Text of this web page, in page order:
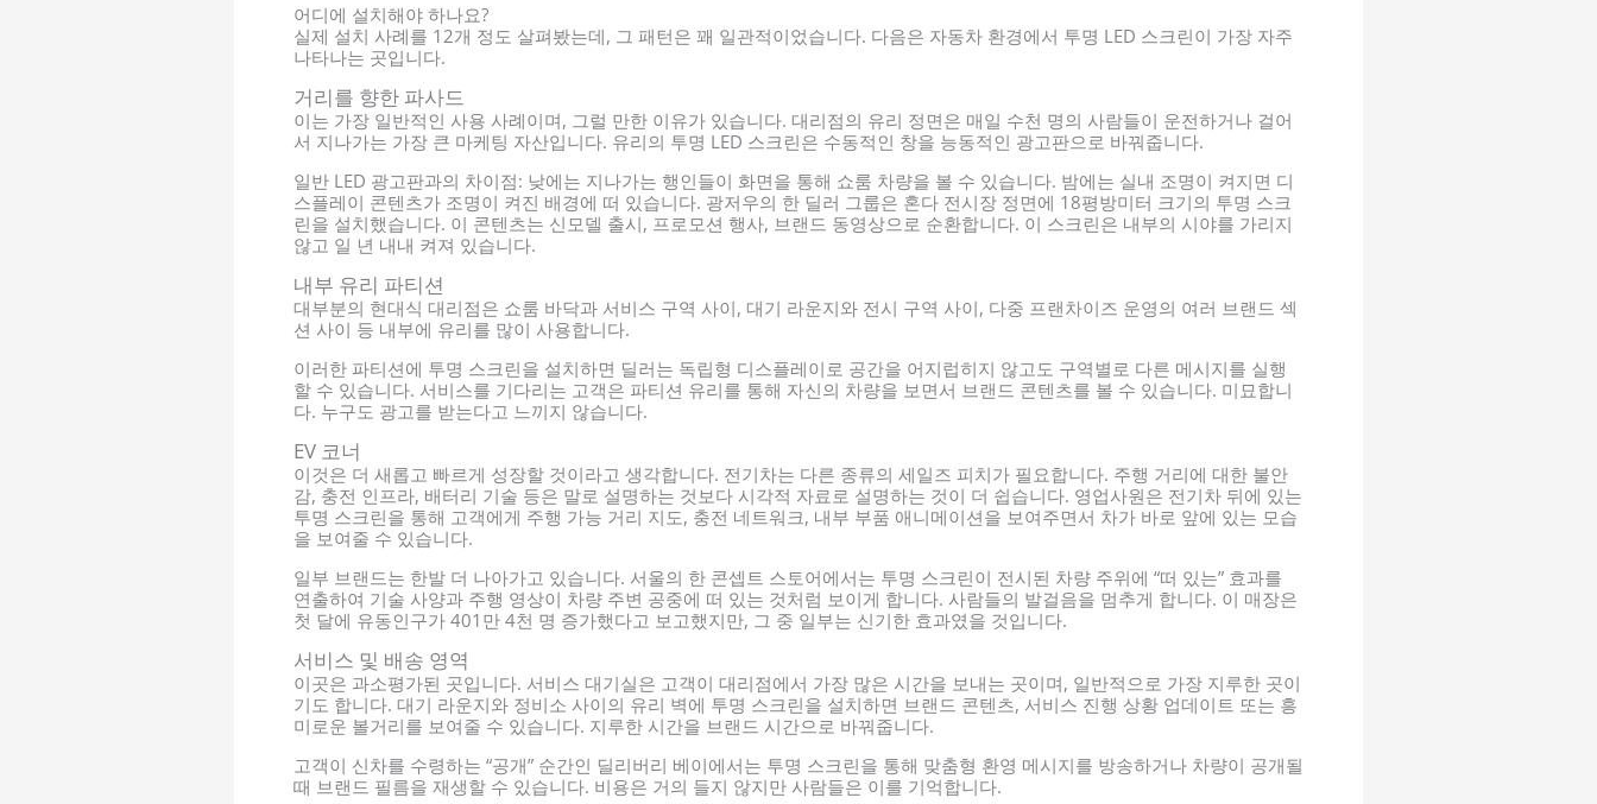
어디에 설치해야 하나요?
실제 설치 사례를 12개 정도 살펴봤는데, 그 패턴은 꽤 일관적이었습니다. 다음은 자동차 환경에서 투명 LED 스크린이 가장 자주
나타나는 곳입니다.
거리를 향한 파사드
이는 가장 일반적인 사용 사례이며, 그럴 만한 이유가 있습니다. 대리점의 유리 정면은 매일 수천 명의 사람들이 운전하거나 걸어
서 지나가는 가장 큰 마케팅 자산입니다. 유리의 투명 LED 스크린은 수동적인 창을 능동적인 광고판으로 바꿔줍니다.
일반 LED 광고판과의 차이점: 낮에는 지나가는 행인들이 화면을 통해 쇼룸 차량을 볼 수 있습니다. 밤에는 실내 조명이 켜지면 디
스플레이 콘텐츠가 조명이 켜진 배경에 떠 있습니다. 광저우의 한 딜러 그룹은 혼다 전시장 정면에 18평방미터 크기의 투명 스크
린을 설치했습니다. 이 콘텐츠는 신모델 출시, 프로모션 행사, 브랜드 동영상으로 순환합니다. 이 스크린은 내부의 시야를 가리지
않고 일 년 내내 켜져 있습니다.
내부 유리 파티션
대부분의 현대식 대리점은 쇼룸 바닥과 서비스 구역 사이, 대기 라운지와 전시 구역 사이, 다중 프랜차이즈 운영의 여러 브랜드 섹
션 사이 등 내부에 유리를 많이 사용합니다.
이러한 파티션에 투명 스크린을 설치하면 딜러는 독립형 디스플레이로 공간을 어지럽히지 않고도 구역별로 다른 메시지를 실행
할 수 있습니다. 서비스를 기다리는 고객은 파티션 유리를 통해 자신의 차량을 보면서 브랜드 콘텐츠를 볼 수 있습니다. 미묘합니
다. 누구도 광고를 받는다고 느끼지 않습니다.
EV 코너
이것은 더 새롭고 빠르게 성장할 것이라고 생각합니다. 전기차는 다른 종류의 세일즈 피치가 필요합니다. 주행 거리에 대한 불안
감, 충전 인프라, 배터리 기술 등은 말로 설명하는 것보다 시각적 자료로 설명하는 것이 더 쉽습니다. 영업사원은 전기차 뒤에 있는
투명 스크린을 통해 고객에게 주행 가능 거리 지도, 충전 네트워크, 내부 부품 애니메이션을 보여주면서 차가 바로 앞에 있는 모습
을 보여줄 수 있습니다.
일부 브랜드는 한발 더 나아가고 있습니다. 서울의 한 콘셉트 스토어에서는 투명 스크린이 전시된 차량 주위에 “떠 있는” 효과를
연출하여 기술 사양과 주행 영상이 차량 주변 공중에 떠 있는 것처럼 보이게 합니다. 사람들의 발걸음을 멈추게 합니다. 이 매장은
첫 달에 유동인구가 401만 4천 명 증가했다고 보고했지만, 그 중 일부는 신기한 효과였을 것입니다.
서비스 및 배송 영역
이곳은 과소평가된 곳입니다. 서비스 대기실은 고객이 대리점에서 가장 많은 시간을 보내는 곳이며, 일반적으로 가장 지루한 곳이
기도 합니다. 대기 라운지와 정비소 사이의 유리 벽에 투명 스크린을 설치하면 브랜드 콘텐츠, 서비스 진행 상황 업데이트 또는 흥
미로운 볼거리를 보여줄 수 있습니다. 지루한 시간을 브랜드 시간으로 바꿔줍니다.
고객이 신차를 수령하는 “공개” 순간인 딜리버리 베이에서는 투명 스크린을 통해 맞춤형 환영 메시지를 방송하거나 차량이 공개될
때 브랜드 필름을 재생할 수 있습니다. 비용은 거의 들지 않지만 사람들은 이를 기억합니다.